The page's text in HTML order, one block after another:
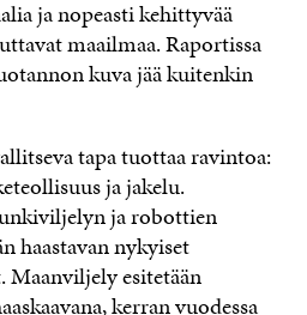
ja nopeasti kehittyvää
maailmaa. Raportissa
kuva jää kuitenkin
tapa tuottaa ravintoa:
ja jakelu.
ja robottien
haastavan nykyiset
esitetään
kerran vuodessa